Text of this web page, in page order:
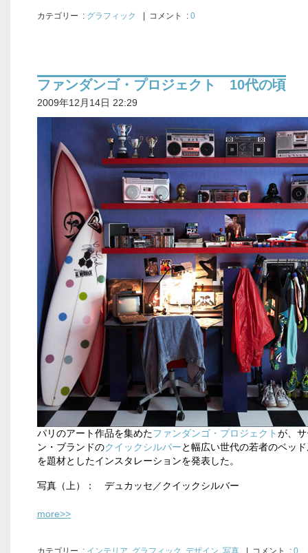
カテゴリー : グラフィック | コメント : 0
ファンダンゴ・プロジェクト 10代の頃
2009年12月14日 22:29
パリのアート作品を集めたファンダンゴ・プロジェクト が、
ン・ブランドのクイックシルバー と幅広い世代の若者のベッ
を題材としたインスタレーションを発表した。
写真（上）： デュカッセ／クイックシルバー
more>>